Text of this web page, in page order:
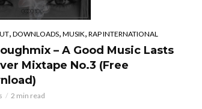
, DOWNLOADS, MUSIK, RAP INTERNATIONAL
– A Good Music Lasts
Mixtape No.3 (Free
2 min read